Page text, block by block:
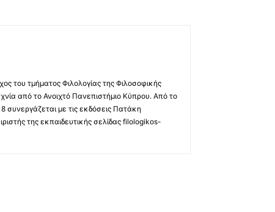
του τμήματος Φιλολογίας της Φιλοσοφικής
από το Ανοιχτό Πανεπιστήμιο Κύπρου. Από το
συνεργάζεται με τις εκδόσεις Πατάκη
της εκπαιδευτικής σελίδας filologikos-